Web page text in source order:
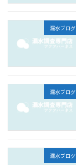
漏水ブログ
漏水ブログ
漏水ブログ